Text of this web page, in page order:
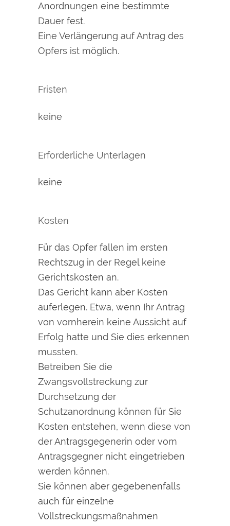
Anordnungen eine bestimmte
Dauer fest.
Eine Verlängerung auf Antrag des
Opfers ist möglich.
Fristen
keine
Erforderliche Unterlagen
keine
Kosten
Für das Opfer fallen im ersten
Rechtszug in der Regel keine
Gerichtskosten an.
Das Gericht kann aber Kosten
auferlegen. Etwa, wenn Ihr Antrag
von vornherein keine Aussicht auf
Erfolg hatte und Sie dies erkennen
mussten.
Betreiben Sie die
Zwangsvollstreckung zur
Durchsetzung der
Schutzanordnung können für Sie
Kosten entstehen, wenn diese von
der Antragsgegenerin oder vom
Antragsgegner nicht eingetrieben
werden können.
Sie können aber gegebenenfalls
auch für einzelne
Vollstreckungsmaßnahmen